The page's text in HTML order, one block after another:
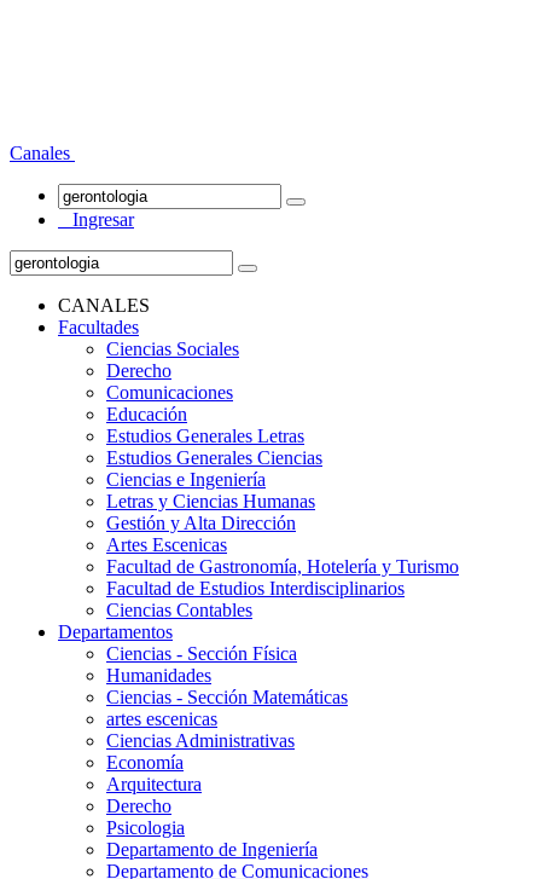
Canales
Ingresar
CANALES
Facultades
Ciencias Sociales
Derecho
Comunicaciones
Educación
Estudios Generales Letras
Estudios Generales Ciencias
Ciencias e Ingeniería
Letras y Ciencias Humanas
Gestión y Alta Dirección
Artes Escenicas
Facultad de Gastronomía, Hotelería y Turismo
Facultad de Estudios Interdisciplinarios
Ciencias Contables
Departamentos
Ciencias - Sección Física
Humanidades
Ciencias - Sección Matemáticas
artes escenicas
Ciencias Administrativas
Economía
Arquitectura
Derecho
Psicologia
Departamento de Ingeniería
Departamento de Comunicaciones